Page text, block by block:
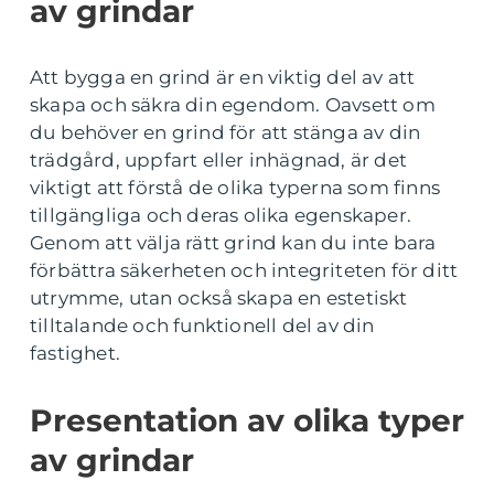
av grindar
Att bygga en grind är en viktig del av att
skapa och säkra din egendom. Oavsett om
du behöver en grind för att stänga av din
trädgård, uppfart eller inhägnad, är det
viktigt att förstå de olika typerna som finns
tillgängliga och deras olika egenskaper.
Genom att välja rätt grind kan du inte bara
förbättra säkerheten och integriteten för ditt
utrymme, utan också skapa en estetiskt
tilltalande och funktionell del av din
fastighet.
Presentation av olika typer
av grindar